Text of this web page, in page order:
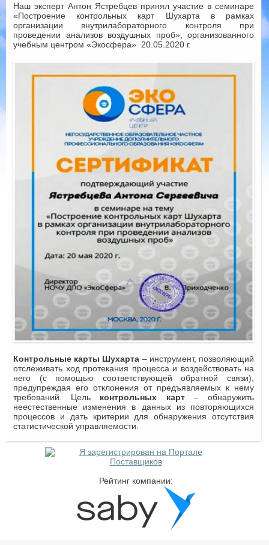
Наш эксперт Антон Ястребцев принял участие в семинаре
«Построение контрольных карт Шухарта в рамках
организации внутрилабораторного контроля при
проведении анализов воздушных проб», организованного
учебным центром «Экосфера» 20.05.2020 г.
Контрольные карты Шухарта – инструмент, позволяющий
отслеживать ход протекания процесса и воздействовать на
него (с помощью соответствующей обратной связи),
предупреждая его отклонения от предъявляемых к нему
требований. Цель контрольных карт– обнаружить
неестественные изменения в данных из повторяющихся
процессов и дать критерии для обнаружения отсутствия
статистической управляемости.
Рейтинг компании: